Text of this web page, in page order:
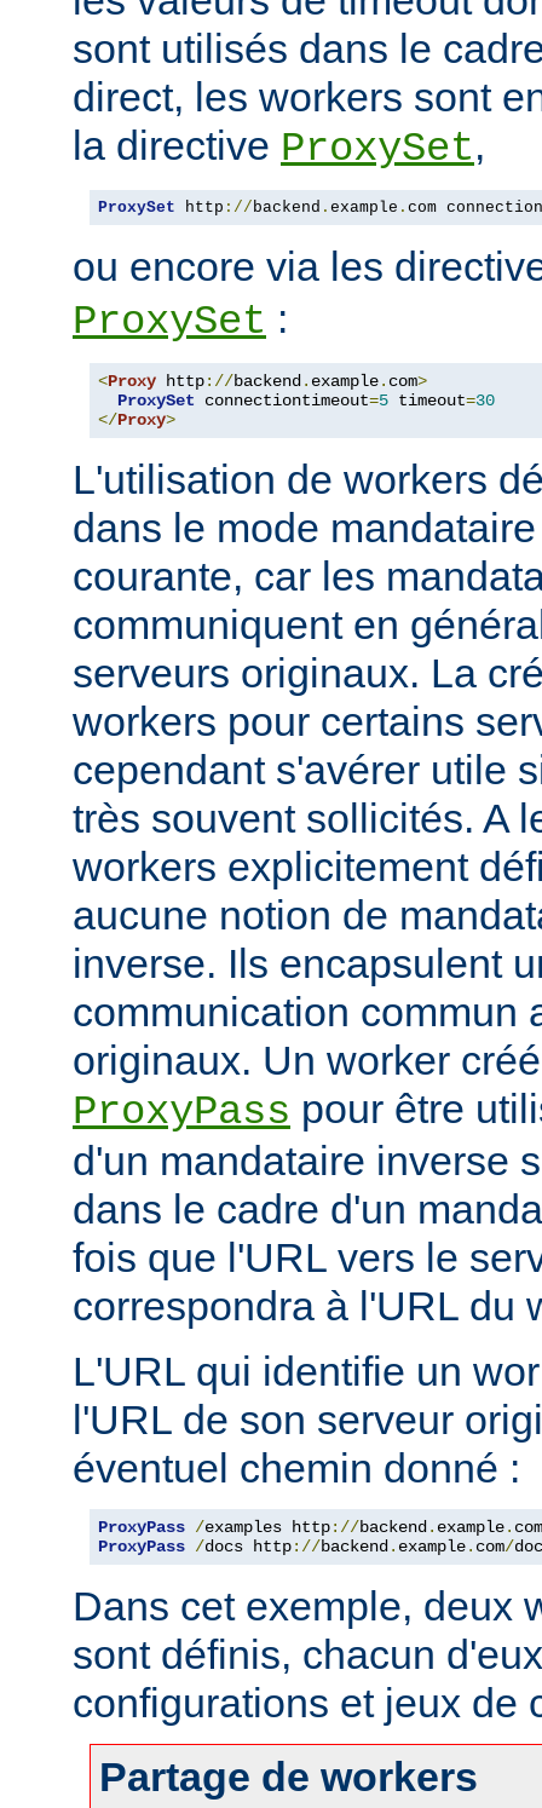
sont utilisés dans le
direct, les workers sont
la directive ProxySet,
ProxySet http :// backend . example . com
ou encore via les
ProxySet :
<Proxy http://backend . example. com>
ProxySet connectiontimeout=5 timeout=30
</Proxy>
L'utilisation de workers
dans le mode
courante, car les
communiquent en
serveurs originaux. La
workers pour certains
cependant s'avérer utile
très souvent sollicités. A
workers explicitement
aucune notion de
inverse. Ils encapsulent
communication commun
originaux. Un worker
ProxyPass pour être
d'un mandataire inverse
dans le cadre d'un
fois que l'URL vers le
correspondra à l'URL du
L'URL qui identifie un
l'URL de son serveur
éventuel chemin donné :
ProxyPass /examples http://backend . example. com
ProxyPass /docs http://backend . example. com/
Dans cet exemple, deux
sont définis, chacun
configurations et jeux de
Partage de workers